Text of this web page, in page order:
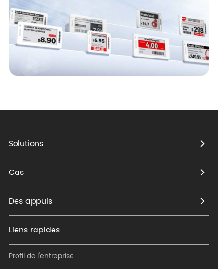
Solutions
Cas
Des appuis
Liens rapides
Profil de l'entreprise